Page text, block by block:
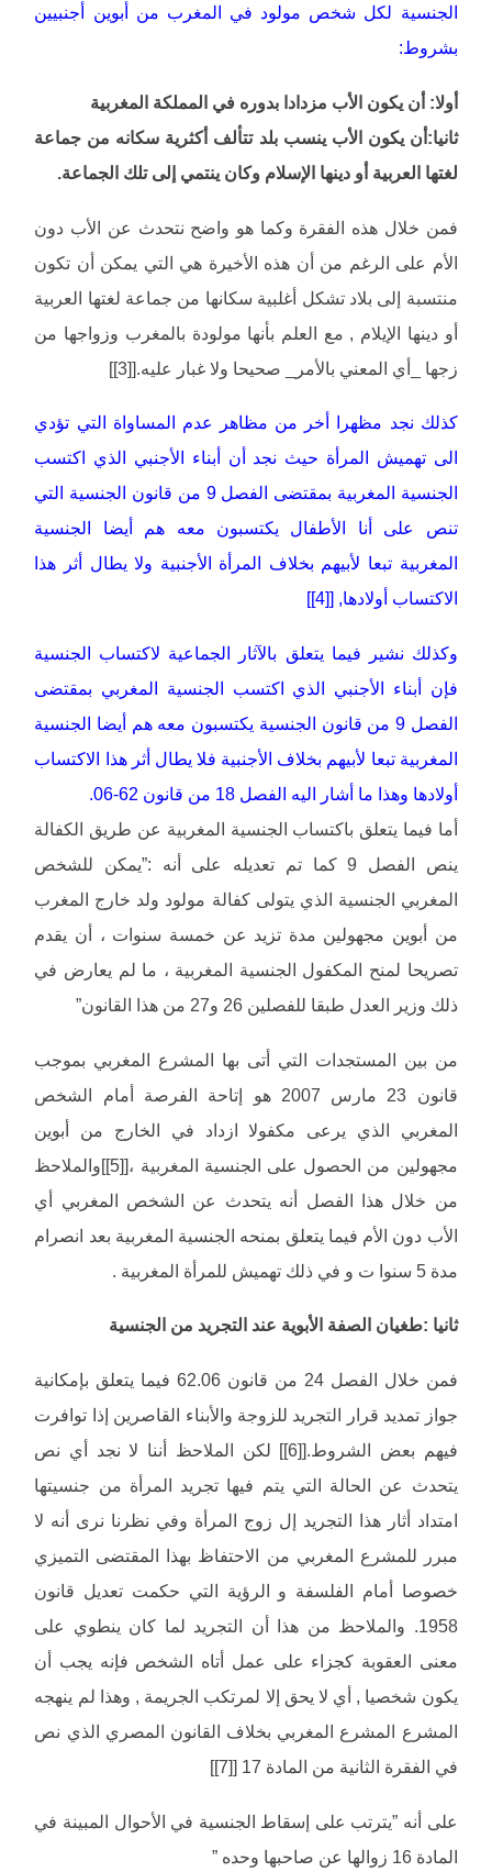
الجنسية لكل شخص مولود في المغرب من أبوين أجنبيين
بشروط:
أولا: أن يكون الأب مزدادا بدوره في المملكة المغربية
ثانيا:أن يكون الأب ينسب بلد تتألف أكثرية سكانه من جماعة
لغتها العربية أو دينها الإسلام وكان ينتمي إلى تلك الجماعة.
فمن خلال هذه الفقرة وكما هو واضح نتحدث عن الأب دون
الأم على الرغم من أن هذه الأخيرة هي التي يمكن أن تكون
منتسبة إلى بلاد تشكل أغلبية سكانها من جماعة لغتها العربية
أو دينها الإيلام , مع العلم بأنها مولودة بالمغرب وزواجها من
زجها _أي المعني بالأمر_ صحيحا ولا غبار عليه.[[3]]
كذلك نجد مظهرا أخر من مظاهر عدم المساواة التي تؤدي
الى تهميش المرأة حيث نجد أن أبناء الأجنبي الذي اكتسب
الجنسية المغربية بمقتضى الفصل 9 من قانون الجنسية التي
تنص على أنا الأطفال يكتسبون معه هم أيضا الجنسية
المغربية تبعا لأبيهم بخلاف المرأة الأجنبية ولا يطال أثر هذا
الاكتساب أولادها, [[4]]
وكذلك نشير فيما يتعلق بالآثار الجماعية لاكتساب الجنسية
فإن أبناء الأجنبي الذي اكتسب الجنسية المغربي بمقتضى
الفصل 9 من قانون الجنسية يكتسبون معه هم أيضا الجنسية
المغربية تبعا لأبيهم بخلاف الأجنبية فلا يطال أثر هذا الاكتساب
أولادها وهذا ما أشار اليه الفصل 18 من قانون 62-06.
أما فيما يتعلق باكتساب الجنسية المغربية عن طريق الكفالة
ينص الفصل 9 كما تم تعديله على أنه :”يمكن للشخص
المغربي الجنسية الذي يتولى كفالة مولود ولد خارج المغرب
من أبوين مجهولين مدة تزيد عن خمسة سنوات ، أن يقدم
تصريحا لمنح المكفول الجنسية المغربية ، ما لم يعارض في
ذلك وزير العدل طبقا للفصلين 26 و27 من هذا القانون”
من بين المستجدات التي أتى بها المشرع المغربي بموجب
قانون 23 مارس 2007 هو إتاحة الفرصة أمام الشخص
المغربي الذي يرعى مكفولا ازداد في الخارج من أبوين
مجهولين من الحصول على الجنسية المغربية ،[[5]]والملاحظ
من خلال هذا الفصل أنه يتحدث عن الشخص المغربي أي
الأب دون الأم فيما يتعلق بمنحه الجنسية المغربية بعد انصرام
مدة 5 سنوا ت و في ذلك تهميش للمرأة المغربية .
ثانيا :طغيان الصفة الأبوية عند التجريد من الجنسية
فمن خلال الفصل 24 من قانون 62.06 فيما يتعلق بإمكانية
جواز تمديد قرار التجريد للزوجة والأبناء القاصرين إذا توافرت
فيهم بعض الشروط.[[6]] لكن الملاحظ أننا لا نجد أي نص
يتحدث عن الحالة التي يتم فيها تجريد المرأة من جنسيتها
امتداد أثار هذا التجريد إل زوج المرأة وفي نظرنا نرى أنه لا
مبرر للمشرع المغربي من الاحتفاظ بهذا المقتضى التميزي
خصوصا أمام الفلسفة و الرؤية التي حكمت تعديل قانون
1958. والملاحظ من هذا أن التجريد لما كان ينطوي على
معنى العقوبة كجزاء على عمل أتاه الشخص فإنه يجب أن
يكون شخصيا , أي لا يحق إلا لمرتكب الجريمة , وهذا لم ينهجه
المشرع المشرع المغربي بخلاف القانون المصري الذي نص
في الفقرة الثانية من المادة 17 [[7]]
على أنه ”يترتب على إسقاط الجنسية في الأحوال المبينة في
المادة 16 زوالها عن صاحبها وحده ”